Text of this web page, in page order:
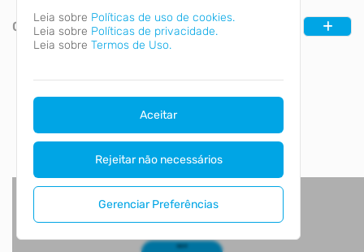
CATEGORIAS
Leia sobre Políticas de uso de cookies.
Leia sobre Políticas de privacidade.
Leia sobre Termos de Uso.
Aceitar
Rejeitar não necessários
Gerenciar Preferências